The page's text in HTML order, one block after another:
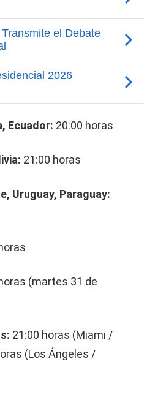
Ecuador: 20:00 horas
21:00 horas
Uruguay, Paraguay:
(martes 31 de
21:00 horas (Miami /
(Los Ángeles /